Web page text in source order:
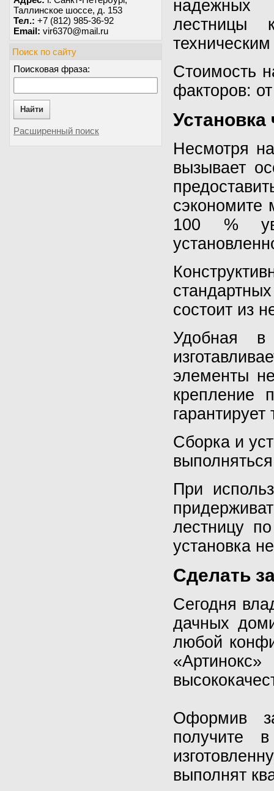
Таллинское шоссе, д. 153
Тел.: +7 (812) 985-36-92
Email: vir6370@mail.ru
Поиск по сайту
Поисковая фраза:
Найти
Расширенный поиск
надежных
лестницы
Стоимость
факторов:
Несмотря
вызывает
сэкономите
100 %
состоит из
Удобная в
элементы
крепление
гарантирует
Сборка и
При
лестницу
установка
Сделать
Сегодня
дачных
любой
Оформив
получите
выполнят